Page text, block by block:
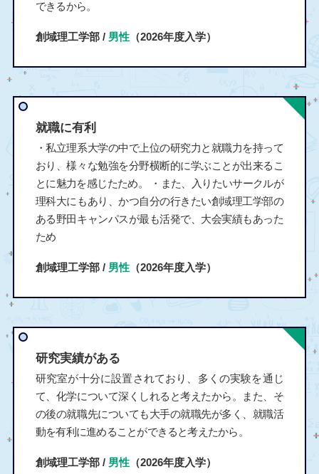
できるから。
創域理工学部 / 男性（2026年度入学）
就職に有利
・私立理系大学の中で上位の研究力と就職力を持って
おり、様々な勉強を分野横断的に学ぶことが出来るこ
とに魅力を感じたため。 ・また、入りたいサークルが
理科大にもあり、かつ自分の行きたい創域理工学部の
ある野田キャンパスが最も活発で、大会実績もあった
ため
創域理工学部 / 男性（2026年度入学）
研究実績がある
研究室が十分に設置されており、多くの実験を通じ
て、化学について深くしれると考えたから。また、そ
の後の就職先についても大手の就職先が多く、就職活
動を有利に進めることができると考えたから。
創域理工学部 / 男性（2026年度入学）